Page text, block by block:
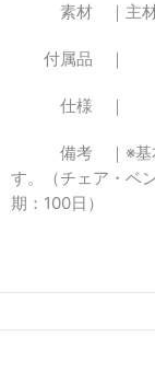
素材 ｜ 主
付属品 ｜
仕様 ｜
備考 ｜ ※
す。（チェア・ベ
期：100日）